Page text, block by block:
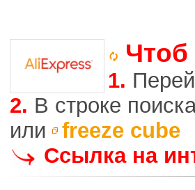
Чтоб
1.
2. В строке
или
freeze cube
Ссылка на